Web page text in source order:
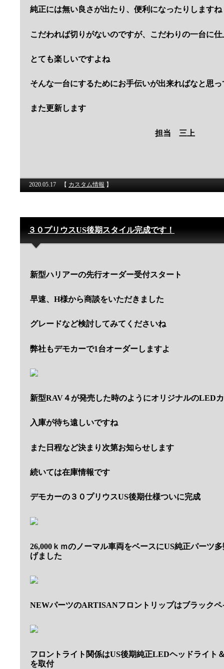
純正には無い良さが出たり、便利になったりしますね
こだわれば切りがないのですが、こだわりの一台に
とても楽しいですよね
そんな一台にするためにお手伝いが出来ればなと思
また更新します
担当 三上
2020.05.17 【 カスタム情報 】
３０プリウスUS後期スタイル完成です！
新型ハリアーの先行オーダー受付スタート
早速、H様から商談をいただきました
グレードなど検討してみてくださいね
弊社もデモカーで1台オーダーしますよ
新型RAV４が発売した時のようにオリジナルのLED
入庫が待ち遠しいですね
また日程など決まり次第お知らせします
続いては在庫情報です
デモカーの３０プリウスUS後期仕様ついに完成
26,000ｋｍのノーマル車両をベースにUS純正パーツ
げました
NEWパーツのARTISANフロントリップはブラックペ
フロントライト関係はUS後期純正LEDヘッドライト
を取付